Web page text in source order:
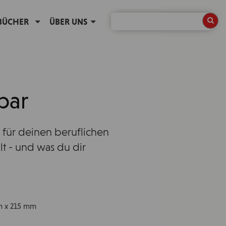
ÜBER UNS
deinen beruflichen
- und was du dir
x 215 mm